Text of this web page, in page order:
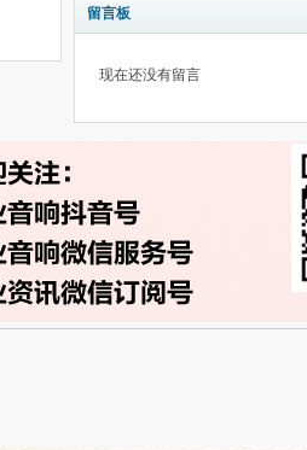
留言板
现在还没有留言